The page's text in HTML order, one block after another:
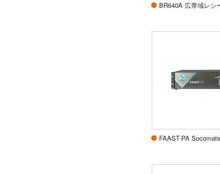
BR640A 広帯域レシ
FAAST-PA